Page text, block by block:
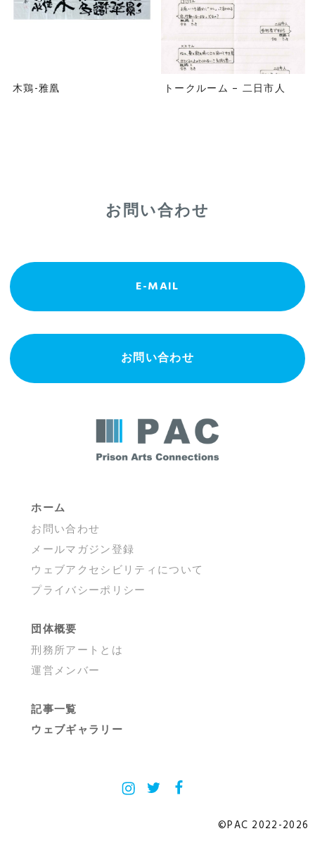
木鶏-雅凰 トークルーム – 二日市人
お問い合わせ
E-MAIL
お問い合わせ
ホーム
お問い合わせ
メールマガジン登録
ウェブアクセシビリティについて
プライバシーポリシー
団体概要
刑務所アートとは
運営メンバー
記事一覧
ウェブギャラリー
Instagram
X Facebook
©PAC 2022-2026